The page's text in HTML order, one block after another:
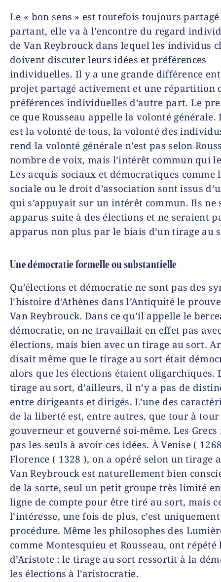
Le « bon sens » est toutefois toujours
partant, elle va à l’encontre du regard
de Van Reybrouck dans lequel les individus
doivent discuter leurs idées et préférences
individuelles. Il y a une grande différence
projet partagé activement et une répartition
préférences individuelles d’autre part. Le
ce que Rousseau appelle la volonté générale.
est la volonté de tous, la volonté des
rend la volonté générale n’est pas selon
nombre de voix, mais l’intérêt commun qui
Les acquis sociaux et démocratiques comme
sociale ou le droit d’association sont issus
qui s’appuyait sur un intérêt commun. Ils ne
apparus suite à des élections et ne seraient
apparus non plus par le biais d’un tirage au
Une démocratie formelle ou substantielle
Qu’élections et démocratie ne sont pas des
l’histoire d’Athènes dans l’Antiquité le
Van Reybrouck. Dans ce qu’il appelle le
démocratie, on ne travaillait en effet pas
élections, mais bien avec un tirage au sort.
disait même que le tirage au sort était
alors que les élections étaient oligarchiques.
tirage au sort, d’ailleurs, il n’y a pas de
entre dirigeants et dirigés. L’une des
de la liberté est, entre autres, que tour à tour
gouverneur et gouverné soi-même. Les Grecs
pas les seuls à avoir ces idées. À Venise (
Florence ( 1328 ), on a opéré selon un tirage
Van Reybrouck est naturellement bien
de la sorte, seul un petit groupe très limité
ligne de compte pour être tiré au sort, mais
l’intéresse, une fois de plus, c’est
procédure. Même les philosophes des
comme Montesquieu et Rousseau, ont répété
d’Aristote : le tirage au sort ressortit à la
les élections à l’aristocratie.